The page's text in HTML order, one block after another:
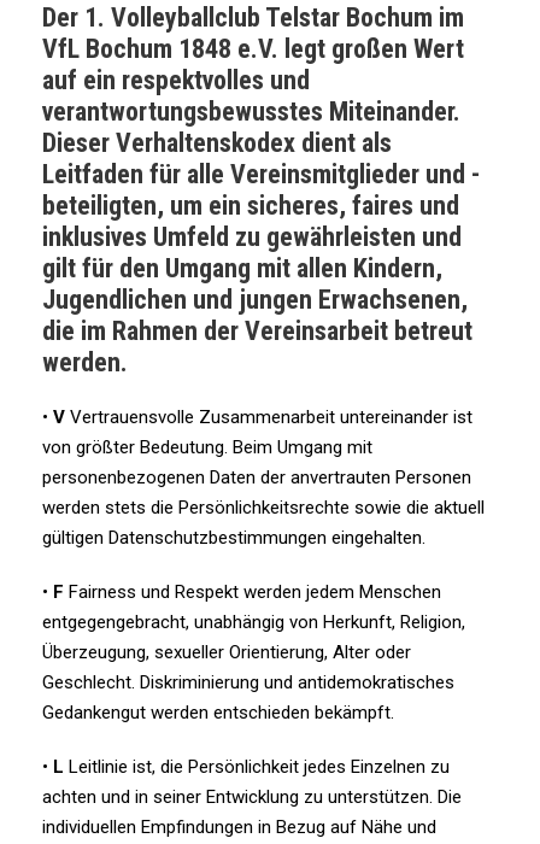
Der 1. Volleyballclub Telstar Bochum im
VfL Bochum 1848 e.V. legt großen Wert
auf ein respektvolles und
verantwortungsbewusstes Miteinander.
Dieser Verhaltenskodex dient als
Leitfaden für alle Vereinsmitglieder und -
beteiligten, um ein sicheres, faires und
inklusives Umfeld zu gewährleisten und
gilt für den Umgang mit allen Kindern,
Jugendlichen und jungen Erwachsenen,
die im Rahmen der Vereinsarbeit betreut
werden.
• V Vertrauensvolle Zusammenarbeit untereinander ist
von größter Bedeutung. Beim Umgang mit
personenbezogenen Daten der anvertrauten Personen
werden stets die Persönlichkeitsrechte sowie die aktuell
gültigen Datenschutzbestimmungen eingehalten.
• F Fairness und Respekt werden jedem Menschen
entgegengebracht, unabhängig von Herkunft, Religion,
Überzeugung, sexueller Orientierung, Alter oder
Geschlecht. Diskriminierung und antidemokratisches
Gedankengut werden entschieden bekämpft.
• L Leitlinie ist, die Persönlichkeit jedes Einzelnen zu
achten und in seiner Entwicklung zu unterstützen. Die
individuellen Empfindungen in Bezug auf Nähe und